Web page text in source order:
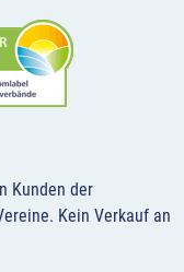
Kunden der
Kein Verkauf an